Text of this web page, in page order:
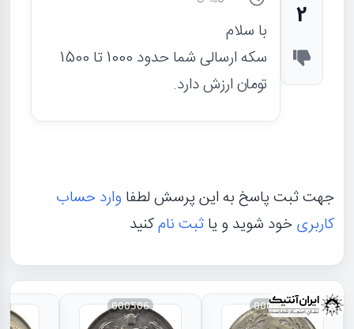
2
با سلام
سکه ارسالی شما حدود 1000 تا 1500
تومان ارزش دارد.
جهت ثبت پاسخ به این پرسش لطفا وارد حساب
کاربریخود شوید و یاثبت نامکنید
000453
000506